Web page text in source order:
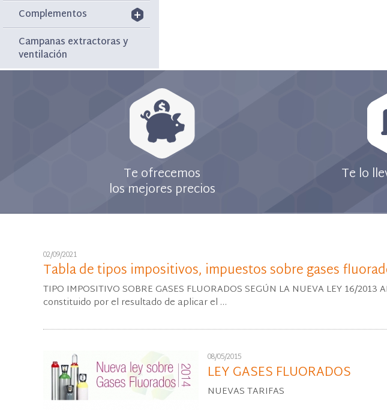
Complementos
Campanas extractoras y
ventilación
Te ofrecemos
los mejores precios
Te lo
02/09/2021
Tabla de tipos impositivos, impuestos sobre gases
TIPO IMPOSITIVO SOBRE GASES FLUORADOS SEGÚN LA NUEVA LEY 16/
constituido por el resultado de aplicar el …
08/05/2015
LEY GASES FLUORADOS
NUEVAS TARIFAS